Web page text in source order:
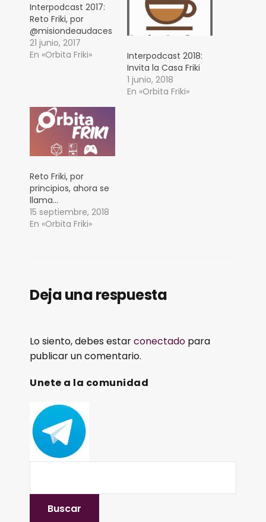
Interpodcast 2017:
Reto Friki, por
@misiondeaudaces
21 junio, 2017
En «Orbita Friki»
Interpodcast 2018:
Invita la Casa Friki
1 junio, 2018
En «Orbita Friki»
Reto Friki, por
principios, ahora se
llama…
15 septiembre, 2018
En «Orbita Friki»
Deja una respuesta
Lo siento, debes estarconectado para
publicar un comentario.
Unete a la comunidad